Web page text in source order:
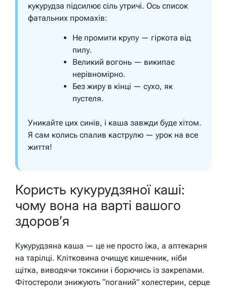
кукурудза підсилює сіль утричі. Ось список
фатальних промахів:
Не промити крупу — гіркота від
пилу.
Великий вогонь — википає
нерівномірно.
Без жиру в кінці — сухо, як
пустеля.
Уникайте цих синів, і каша завжди буде хітом.
Я сам колись спалив каструлю — урок на все
життя!
Користь кукурудзяної каші:
чому вона на варті вашого
здоров’я
Кукурудзяна каша — це не просто їжа, а аптекарня
на тарілці. Клітковина очищує кишечник, ніби
щітка, виводячи токсини і борючись із закрепами.
Фітостероли знижують “поганий” холестерин, серце